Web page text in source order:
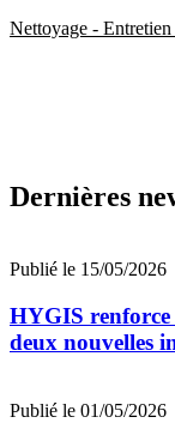
Nettoyage -
Dernières
Publié le 15/05/2026
HYGIS renforce
deux nouvelles
Publié le 01/05/2026